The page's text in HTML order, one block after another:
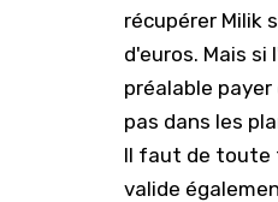
récupérer Milik
d'euros. Mais
préalable
pas dans les
Il faut de toute
valide